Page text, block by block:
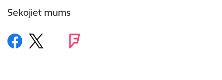
Sekojiet mums